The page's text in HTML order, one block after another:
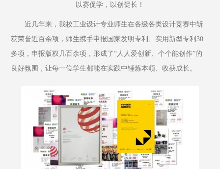
以赛促学，以创促长！
近几年来，我校工业设计专业师生在各级各类设计竞赛中斩
获荣誉近百余项，师生携手申报国家发明专利、实用新型专利30
多项，申报版权几百余项，形成了“人人爱创新、个个能创作”的
良好氛围，让每一位学生都能在实践中锤炼本领、收获成长。